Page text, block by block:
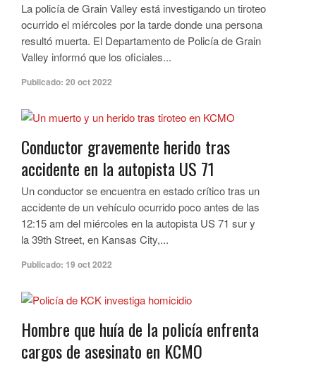
La policía de Grain Valley está investigando un tiroteo
ocurrido el miércoles por la tarde donde una persona
resultó muerta. El Departamento de Policía de Grain
Valley informó que los oficiales...
Publicado: 20 oct 2022
Conductor gravemente herido tras
accidente en la autopista US 71
Un conductor se encuentra en estado crítico tras un
accidente de un vehículo ocurrido poco antes de las
12:15 am del miércoles en la autopista US 71 sur y
la 39th Street, en Kansas City,...
Publicado: 19 oct 2022
Hombre que huía de la policía enfrenta
cargos de asesinato en KCMO